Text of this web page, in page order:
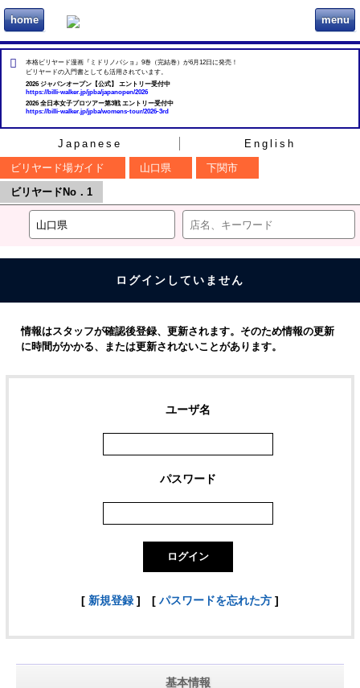
home ビリヲカ menu
本格ビリヤード漫画『ミドリノバショ』9巻（完結巻）が6月12日に発売！
ビリヤードの入門書としても活用されています。
2026 ジャパンオープン【公式】 エントリー受付中
https://billi-walker.jp/jpba/japanopen/2026
2026 全日本女子プロツアー第3戦 エントリー受付中
https://billi-walker.jp/jpba/womens-tour/2026-3rd
Japanese
English
ビリヤード場ガイド
山口県
下関市
ビリヤードNo．1
ログインしていません
情報はスタッフが確認後登録、更新されます。そのため情報の更新
に時間がかかる、または更新されないことがあります。
ユーザ名
パスワード
[ 新規登録 ] [ パスワードを忘れた方 ]
基本情報